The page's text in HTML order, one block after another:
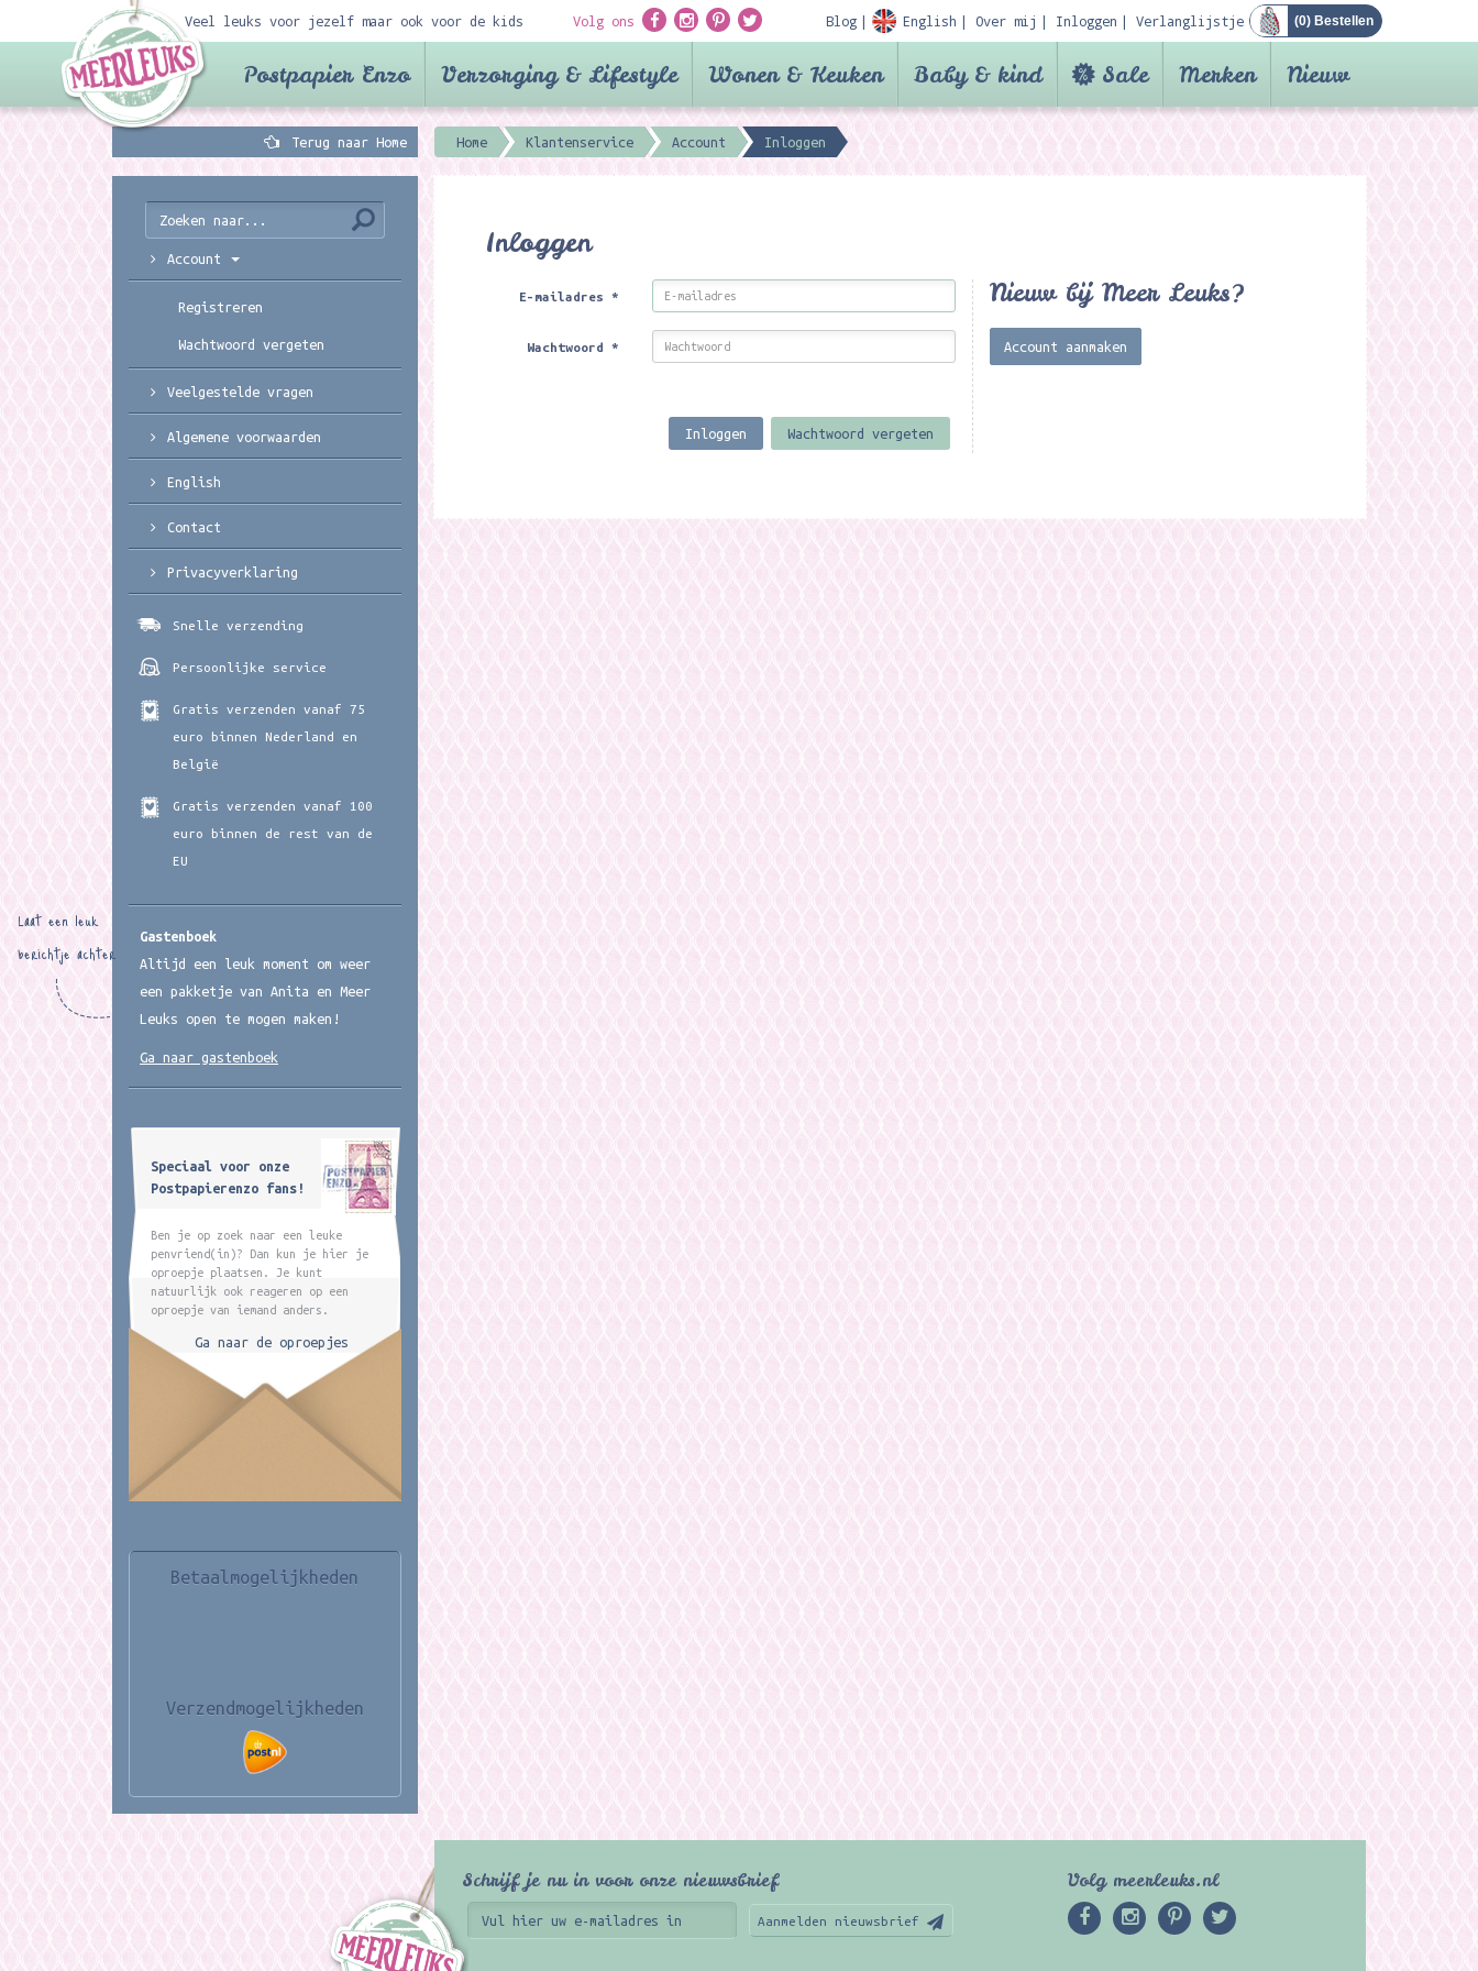
Veel leuks voor jezelf maar ook voor de kids Volg ons Blog English Over mij Inloggen Verlanglijstje (0) Bestellen
Postpapier Enzo Verzorging & Lifestyle Wonen & Keuken Baby & kind Sale Merken Nieuw
Terug naar Home Home Klantenservice Account Inloggen
Inloggen
E-mailadres*
Wachtwoord*
Inloggen Wachtwoord vergeten
Nieuw bij Meer Leuks?
Account aanmaken
Account
Registreren
Wachtwoord vergeten
Veelgestelde vragen
Algemene voorwaarden
English
Contact
Privacyverklaring
Snelle verzending
Persoonlijke service
Gratis verzenden vanaf 75
euro binnen Nederland en
België
Gratis verzenden vanaf 100
euro binnen de rest van de
EU
Gastenboek
Altijd een leuk moment om weer
een pakketje van Anita en Meer
Leuks open te mogen maken!
Laat een leuk
berichtje achter
Ga naar gastenboek
Speciaal voor onze
Postpapierenzo fans!
Ben je op zoek naar een leuke
penvriend(in)? Dan kun je hier je
oproepje plaatsen. Je kunt
natuurlijk ook reageren op een
oproepje van iemand anders.
Ga naar de oproepjes
Betaalmogelijkheden
Verzendmogelijkheden
Schrijf je nu in voor onze nieuwsbrief
Aanmelden nieuwsbrief
Volg meerleuks.nl